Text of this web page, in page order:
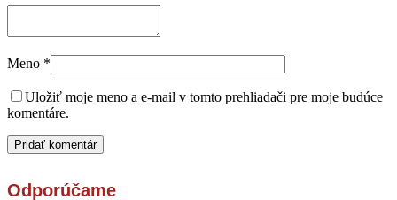
Meno *
Uložiť moje meno a e-mail v tomto prehliadači pre moje budúce
komentáre.
Odporúčame